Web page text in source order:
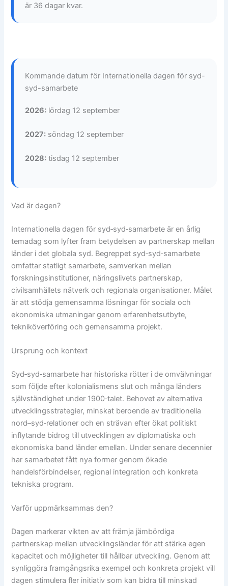
är 36 dagar kvar.
Kommande datum för Internationella dagen för syd-
syd-samarbete
2026: lördag 12 september
2027: söndag 12 september
2028: tisdag 12 september
Vad är dagen?
Internationella dagen för syd‑syd‑samarbete är en årlig
temadag som lyfter fram betydelsen av partnerskap mellan
länder i det globala syd. Begreppet syd‑syd‑samarbete
omfattar statligt samarbete, samverkan mellan
forskningsinstitutioner, näringslivets partnerskap,
civilsamhällets nätverk och regionala organisationer. Målet
är att stödja gemensamma lösningar för sociala och
ekonomiska utmaningar genom erfarenhetsutbyte,
tekniköverföring och gemensamma projekt.
Ursprung och kontext
Syd‑syd‑samarbete har historiska rötter i de omvälvningar
som följde efter kolonialismens slut och många länders
självständighet under 1900‑talet. Behovet av alternativa
utvecklingsstrategier, minskat beroende av traditionella
nord–syd‑relationer och en strävan efter ökat politiskt
inflytande bidrog till utvecklingen av diplomatiska och
ekonomiska band länder emellan. Under senare decennier
har samarbetet fått nya former genom ökade
handelsförbindelser, regional integration och konkreta
tekniska program.
Varför uppmärksammas den?
Dagen markerar vikten av att främja jämbördiga
partnerskap mellan utvecklingsländer för att stärka egen
kapacitet och möjligheter till hållbar utveckling. Genom att
synliggöra framgångsrika exempel och konkreta projekt vill
dagen stimulera fler initiativ som kan bidra till minskad